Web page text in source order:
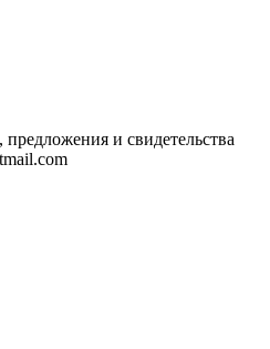
и свидетельства